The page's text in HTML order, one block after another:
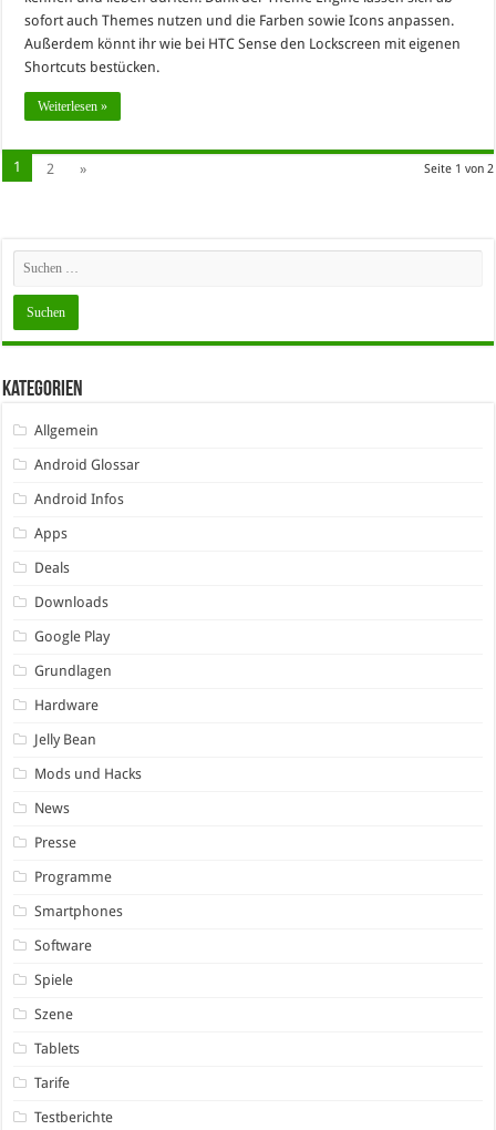
sofort auch Themes nutzen und die Farben sowie Icons anpassen.
Außerdem könnt ihr wie bei HTC Sense den Lockscreen mit eigenen
Shortcuts bestücken.
Weiterlesen »
Seite 1 von 2
1 2 »
Kategorien
Allgemein
Android Glossar
Android Infos
Apps
Deals
Downloads
Google Play
Grundlagen
Hardware
Jelly Bean
Mods und Hacks
News
Presse
Programme
Smartphones
Software
Spiele
Szene
Tablets
Tarife
Testberichte